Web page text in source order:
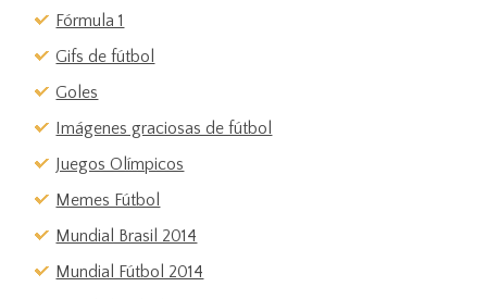
Fórmula 1
Gifs de fútbol
Goles
Imágenes graciosas de fútbol
Juegos Olímpicos
Memes Fútbol
Mundial Brasil 2014
Mundial Fútbol 2014